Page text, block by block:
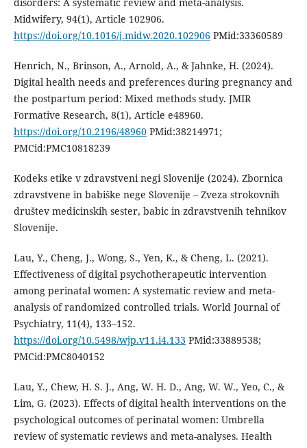
Midwifery, 94(1), Article 102906.
https://doi.org/10.1016/j.midw.2020.102906 PMid:33360589
Henrich, N., Brinson, A., Arnold, A., & Jahnke, H. (2024).
Digital health needs and preferences during pregnancy and
the postpartum period: Mixed methods study. JMIR
Formative Research, 8(1), Article e48960.
https://doi.org/10.2196/48960PMid:38214971;
PMCid:PMC10818239
Kodeks etike v zdravstveni negi Slovenije (2024). Zbornica
zdravstvene in babiške nege Slovenije – Zveza strokovnih
društev medicinskih sester, babic in zdravstvenih tehnikov
Slovenije.
Lau, Y., Cheng, J., Wong, S., Yen, K., & Cheng, L. (2021).
Effectiveness of digital psychotherapeutic intervention
among perinatal women: A systematic review and meta-
analysis of randomized controlled trials. World Journal of
Psychiatry, 11(4), 133–152.
https://doi.org/10.5498/wjp.v11.i4.133 PMid:33889538;
PMCid:PMC8040152
Lau, Y., Chew, H. S. J., Ang, W. H. D., Ang, W. W., Yeo, C., &
Lim, G. (2023). Effects of digital health interventions on the
psychological outcomes of perinatal women: Umbrella
review of systematic reviews and meta-analyses. Health